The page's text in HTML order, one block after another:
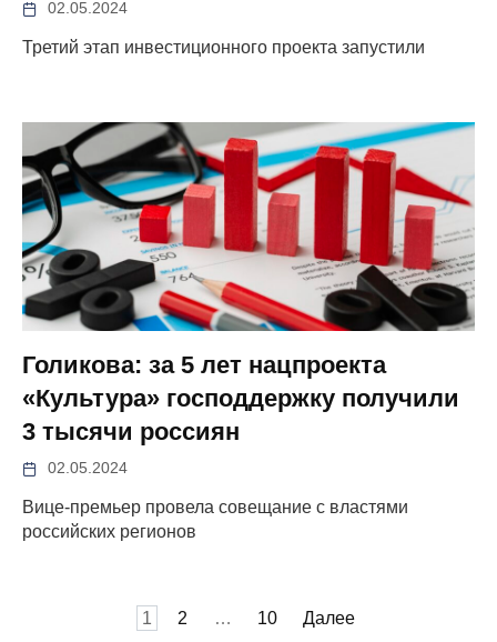
02.05.2024
Третий этап инвестиционного проекта запустили
Голикова: за 5 лет нацпроекта
«Культура» господдержку получили
3 тысячи россиян
02.05.2024
Вице-премьер провела совещание с властями
российских регионов
1 2 … 10 Далее